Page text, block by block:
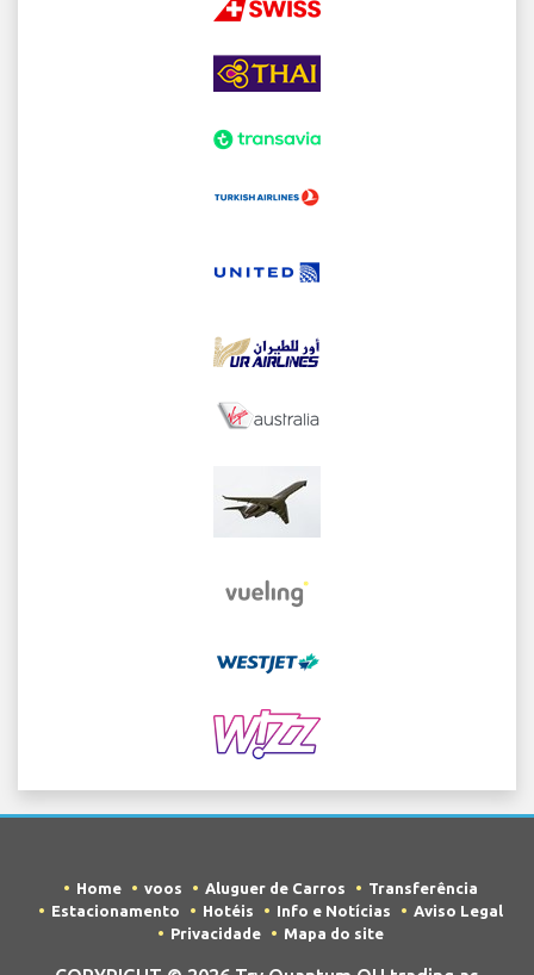
Home voos Aluguer de Carros
Transferência
Estacionamento
Hotéis Info e Notícias
Aviso Legal
Privacidade
Mapa do site